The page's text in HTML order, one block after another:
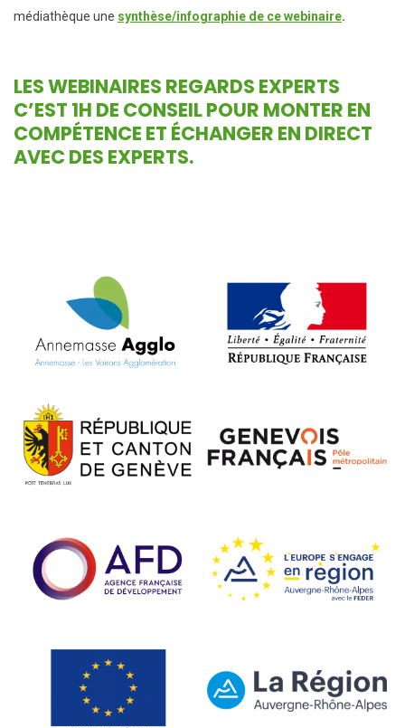
médiathèque une synthèse/infographie de ce webinaire.
LES WEBINAIRES REGARDS EXPERTS
C’EST 1H DE CONSEIL POUR MONTER EN
COMPÉTENCE ET ÉCHANGER EN DIRECT
AVEC DES EXPERTS.